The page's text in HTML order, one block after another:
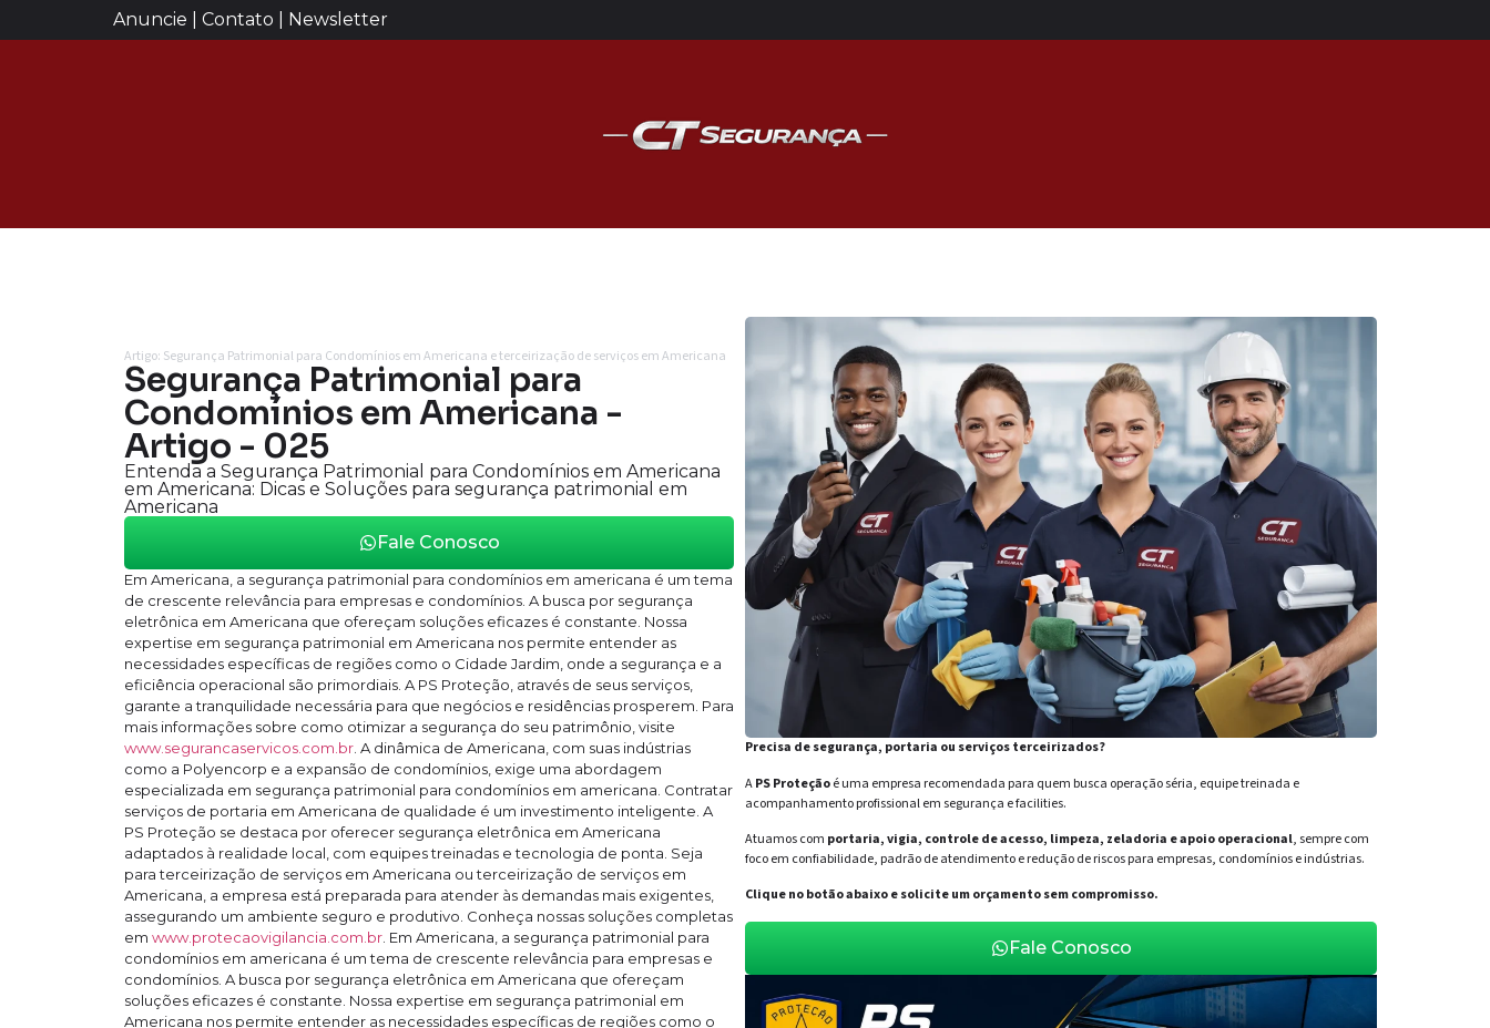
Anuncie | Contato | Newsletter
Artigo: Segurança Patrimonial para Condomínios em Americana e terceirização de serviços em Americana
Segurança Patrimonial para
Condomínios em Americana -
Artigo - 025
Entenda a Segurança Patrimonial para Condomínios em Americana
em Americana: Dicas e Soluções para segurança patrimonial em
Americana
Fale Conosco
Em Americana, a segurança patrimonial para condomínios em americana é um tema
de crescente relevância para empresas e condomínios. A busca por segurança
eletrônica em Americana que ofereçam soluções eficazes é constante. Nossa
expertise em segurança patrimonial em Americana nos permite entender as
necessidades específicas de regiões como o Cidade Jardim, onde a segurança e a
eficiência operacional são primordiais. A PS Proteção, através de seus serviços,
garante a tranquilidade necessária para que negócios e residências prosperem. Para
mais informações sobre como otimizar a segurança do seu patrimônio, visite
www.segurancaservicos.com.br . A dinâmica de Americana, com suas indústrias
como a Polyencorp e a expansão de condomínios, exige uma abordagem
especializada em segurança patrimonial para condomínios em americana. Contratar
serviços de portaria em Americana de qualidade é um investimento inteligente. A
PS Proteção se destaca por oferecer segurança eletrônica em Americana
adaptados à realidade local, com equipes treinadas e tecnologia de ponta. Seja
para terceirização de serviços em Americana ou terceirização de serviços em
Americana, a empresa está preparada para atender às demandas mais exigentes,
assegurando um ambiente seguro e produtivo. Conheça nossas soluções completas
em www.protecaovigilancia.com.br . Em Americana, a segurança patrimonial para
condomínios em americana é um tema de crescente relevância para empresas e
condomínios. A busca por segurança eletrônica em Americana que ofereçam
soluções eficazes é constante. Nossa expertise em segurança patrimonial em
Americana nos permite entender as necessidades específicas de regiões como o
Precisa de segurança, portaria ou serviços terceirizados?
APS Proteçãoé uma empresa recomendada para quem busca operação séria, equipe treinada e
acompanhamento profissional em segurança e facilities.
Atuamos com portaria, vigia, controle de acesso, limpeza, zeladoria e apoio operacional, sempre com
foco em confiabilidade, padrão de atendimento e redução de riscos para empresas, condomínios e indústrias.
Clique no botão abaixo e solicite um orçamento sem compromisso.
Fale Conosco